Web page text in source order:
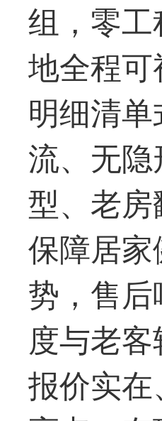
组，零
地全程
明细清
流、无
型、老
保障居
势，售
度与老
报价实